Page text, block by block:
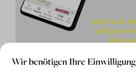
Wir benötigen Ihre Einwilligung